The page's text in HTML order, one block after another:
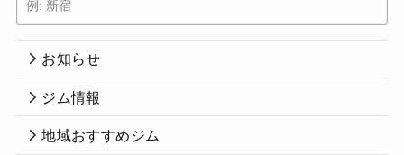
お知らせ
ジム情報
地域おすすめジム